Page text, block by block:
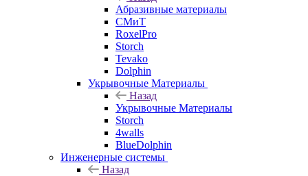
Абразивные материалы
СМиТ
RoxelPro
Storch
Tevako
Dolphin
Укрывочные Материалы
Назад
Укрывочные Материалы
Storch
4walls
BlueDolphin
Инженерные системы
Назад